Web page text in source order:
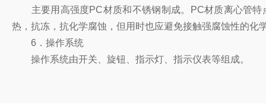
主要用高强度PC材质和不锈钢制成。PC材质离心管特
热，抗冻，抗化学腐蚀，但用时也应避免接触强腐蚀性的化
6．操作系统
操作系统由开关、旋钮、指示灯、指示仪表等组成。